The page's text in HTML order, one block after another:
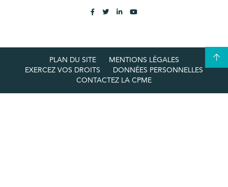
PLAN DU SITE
MENTIONS LÉGALES
EXERCEZ VOS DROITS
DONNÉES PERSONNELLES
CONTACTEZ LA CPME